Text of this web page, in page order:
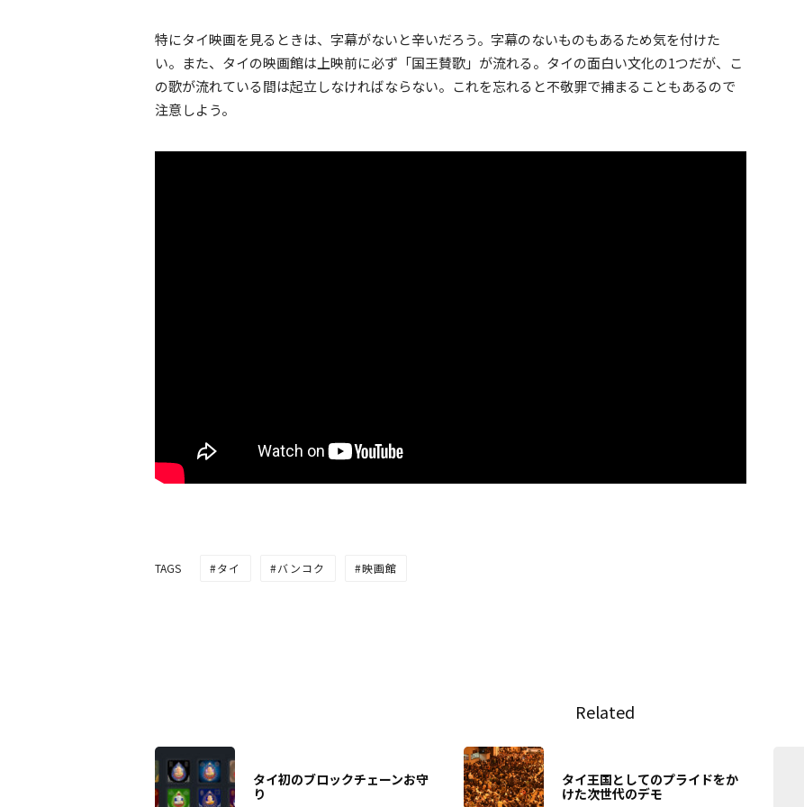
特にタイ映画を見るときは、字幕がないと辛いだろう。字幕のないものもあるため気を付けた
い。また、タイの映画館は上映前に必ず「国王賛歌」が流れる。タイの面白い文化の1つだが、こ
の歌が流れている間は起立しなければならない。これを忘れると不敬罪で捕まることもあるので
注意しよう。
TAGS タイ バンコク 映画館
Related
タイ初のブロックチェーンお守
り
タイ王国としてのプライドをか
けた次世代のデモ